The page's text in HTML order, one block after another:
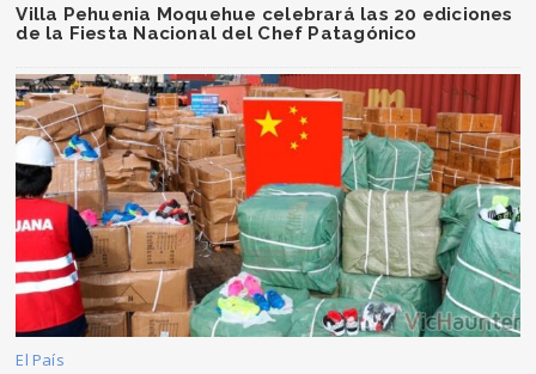
Villa Pehuenia Moquehue celebrará las 20 ediciones
de la Fiesta Nacional del Chef Patagónico
El País